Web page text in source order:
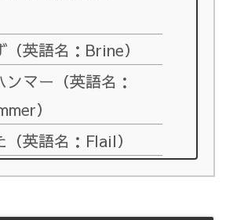
（英語名：Brine）
ンマー（英語名：
）
（英語名：Flail）